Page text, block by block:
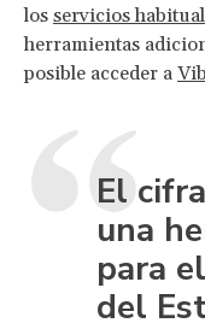
los servicios
herramientas
posible acceder a
El
una
para
del